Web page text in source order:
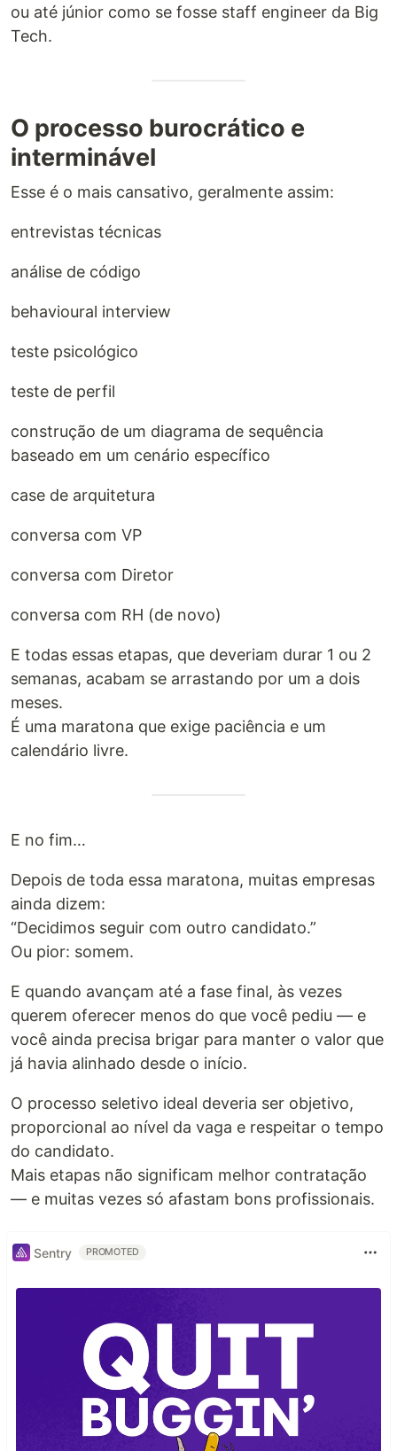
ou até júnior como se fosse staff engineer da Big
Tech.
O processo burocrático e
interminável
Esse é o mais cansativo, geralmente assim:
entrevistas técnicas
análise de código
behavioural interview
teste psicológico
teste de perfil
construção de um diagrama de sequência
baseado em um cenário específico
case de arquitetura
conversa com VP
conversa com Diretor
conversa com RH (de novo)
E todas essas etapas, que deveriam durar 1 ou 2
semanas, acabam se arrastando por um a dois
meses.
É uma maratona que exige paciência e um
calendário livre.
E no fim…
Depois de toda essa maratona, muitas empresas
ainda dizem:
“Decidimos seguir com outro candidato.”
Ou pior: somem.
E quando avançam até a fase final, às vezes
querem oferecer menos do que você pediu — e
você ainda precisa brigar para manter o valor que
já havia alinhado desde o início.
O processo seletivo ideal deveria ser objetivo,
proporcional ao nível da vaga e respeitar o tempo
do candidato.
Mais etapas não significam melhor contratação
— e muitas vezes só afastam bons profissionais.
Sentry PROMOTED